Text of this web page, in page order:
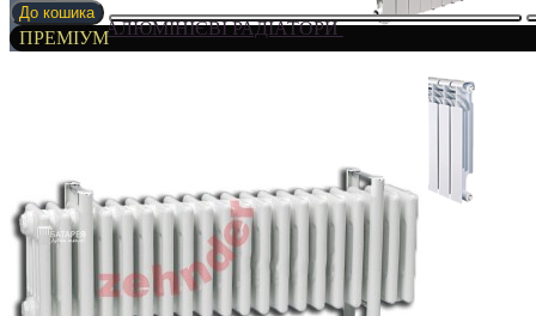
АЛЮМІНІЄВІ РАДІАТОРИ
БІМЕТАЛІЧНІ РАДІАТОРИ
До кошика
ПРЕМІУМ